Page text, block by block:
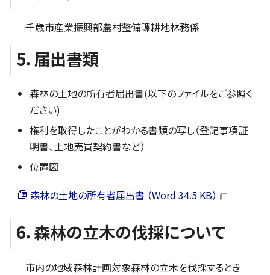
千歳市産業振興部農村整備課耕地林務係
5．届出書類
森林の土地の所有者届出書(以下のファイルをご参照く
ださい)
権利を取得したことがわかる書類の写し（登記事項証
明書、土地売買契約書など）
位置図
森林の土地の所有者届出書 （Word 34.5 KB）
6．森林の立木の伐採について
市内の地域森林計画対象森林の立木を伐採するとき